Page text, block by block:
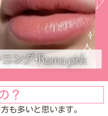
？
も多いと思います。